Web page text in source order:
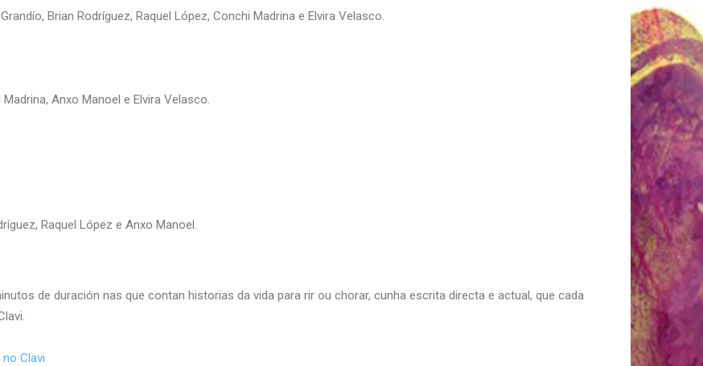
Brian Rodríguez, Raquel López, Conchi Madrina e Elvira Velasco.
Anxo Manoel e Elvira Velasco.
Raquel López e Anxo Manoel.
de duración nas que contan historias da vida para rir ou chorar, cunha escrita directa e actual, que cada
Clavi